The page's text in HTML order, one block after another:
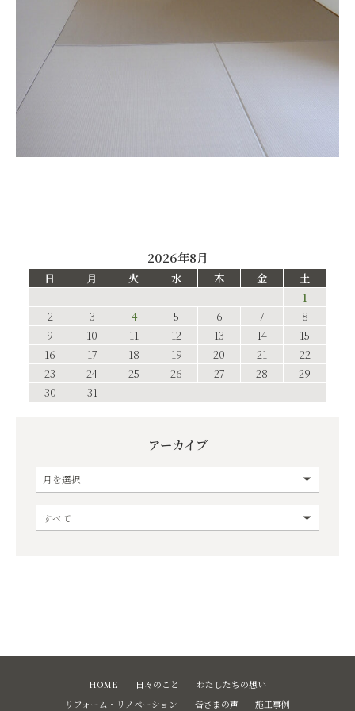
2026年8月
日 月 火 水 木 金
土
1
2
3 4 5 6 7
8
9
10 11 12 13 14
15
16
17 18 19 20 21
22
23
24 25 26 27 28
29
30
31
アーカイブ
HOME 日々のこと
わたしたちの想い
リフォーム・リノベーション
皆さまの声 施工事例